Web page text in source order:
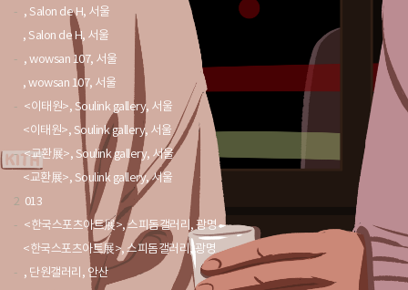
- , Salon de H, 서울
, Salon de H, 서울
- , wowsan 107, 서울
, wowsan 107, 서울
- <이태원>, Soulink gallery, 서울
<이태원>, Soulink gallery, 서울
- <교환展>, Soulink gallery, 서울
<교환展>, Soulink gallery, 서울
2 013
- <한국스포츠아트展>, 스피돔갤러리, 광명
<한국스포츠아트展>, 스피돔갤러리, 광명
- , 단원갤러리, 안산